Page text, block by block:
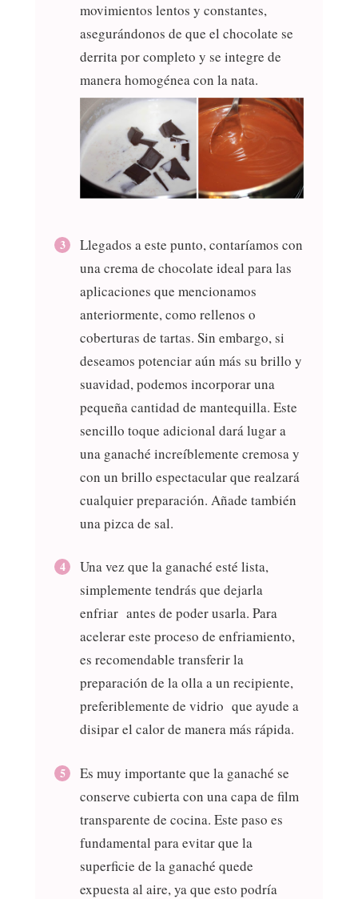
movimientos lentos y constantes,
asegurándonos de que el chocolate se
derrita por completo y se integre de
manera homogénea con la nata.
Llegados a este punto, contaríamos con
una crema de chocolate ideal para las
aplicaciones que mencionamos
anteriormente, como rellenos o
coberturas de tartas. Sin embargo, si
deseamos potenciar aún más su brillo y
suavidad, podemos incorporar una
pequeña cantidad de mantequilla. Este
sencillo toque adicional dará lugar a
una ganaché increíblemente cremosa y
con un brillo espectacular que realzará
cualquier preparación. Añade también
una pizca de sal.
Una vez que la ganaché esté lista,
simplemente tendrás que dejarla
enfriar antes de poder usarla. Para
acelerar este proceso de enfriamiento,
es recomendable transferir la
preparación de la olla a un recipiente,
preferiblemente de vidrio que ayude a
disipar el calor de manera más rápida.
Es muy importante que la ganaché se
conserve cubierta con una capa de film
transparente de cocina. Este paso es
fundamental para evitar que la
superficie de la ganaché quede
expuesta al aire, ya que esto podría